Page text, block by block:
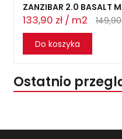
ZANZIBAR 2.0 BASALT
133,90 zł / m2
149,90
Do koszyka
Ostatnio